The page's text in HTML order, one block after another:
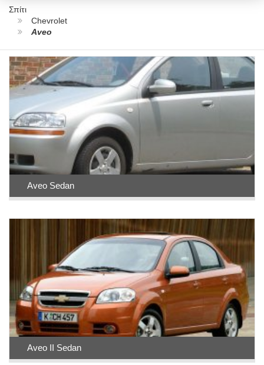
Σπίτι
Chevrolet
Aveo
Aveo Sedan
Aveo II Sedan